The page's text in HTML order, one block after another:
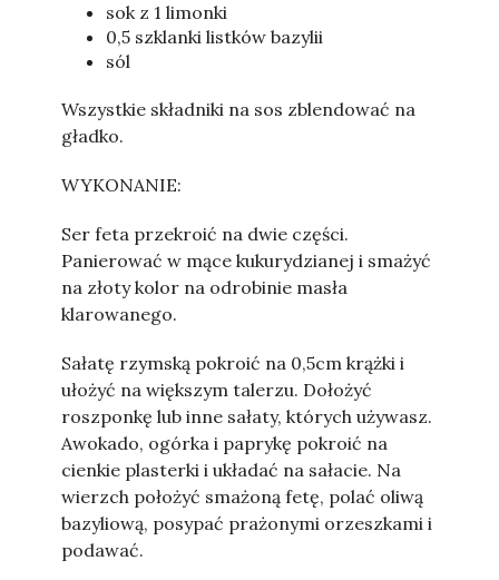
sok z 1 limonki
0,5 szklanki listków bazylii
sól
Wszystkie składniki na sos zblendować na
gładko.
WYKONANIE:
Ser feta przekroić na dwie części.
Panierować w mące kukurydzianej i smażyć
na złoty kolor na odrobinie masła
klarowanego.
Sałatę rzymską pokroić na 0,5cm krążki i
ułożyć na większym talerzu. Dołożyć
roszponkę lub inne sałaty, których używasz.
Awokado, ogórka i paprykę pokroić na
cienkie plasterki i układać na sałacie. Na
wierzch położyć smażoną fetę, polać oliwą
bazyliową, posypać prażonymi orzeszkami i
podawać.